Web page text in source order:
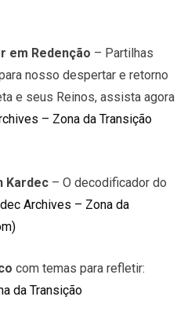
em Redenção – Partilhas
nosso despertar e retorno
e seus Reinos, assista agora
– Zona da Transição
Kardec – O decodificador do
Archives – Zona da
com temas para refletir:
da Transição